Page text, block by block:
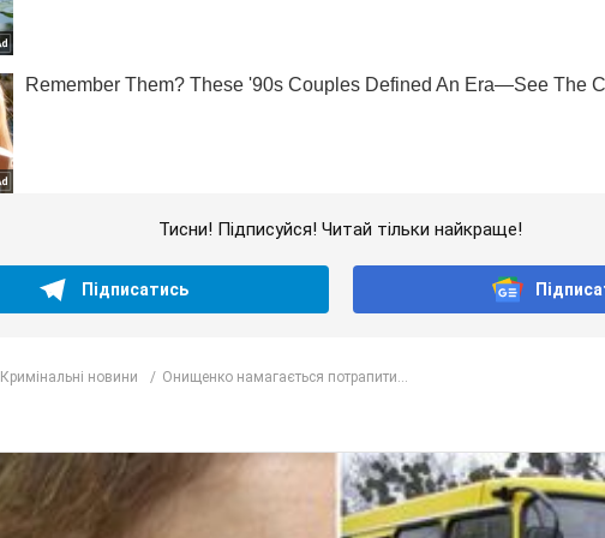
Тисни! Підписуйся! Читай тільки найкраще!
Підписатись
Кримінальні новини Онищенко намагається потрапити...